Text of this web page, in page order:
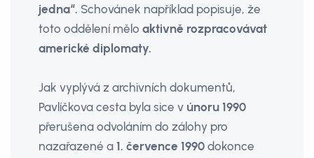
jedna“. Schovánek například popisuje, že
toto oddělení mělo aktivně rozpracovávat
americké diplomaty.
Jak vyplývá z archivních dokumentů,
Pavlíčkova cesta byla sice v únoru 1990
přerušena odvoláním do zálohy pro
nazařazené a 1. července 1990 dokonce